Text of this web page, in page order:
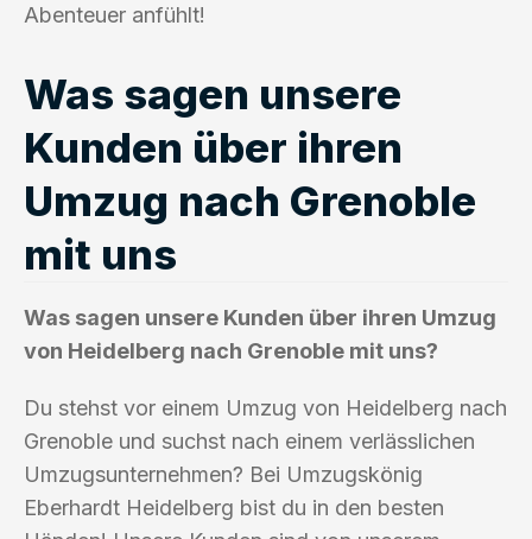
Abenteuer anfühlt!
Was sagen unsere
Kunden über ihren
Umzug nach Grenoble
mit uns
Was sagen unsere Kunden über ihren Umzug
von Heidelberg nach Grenoble mit uns?
Du stehst vor einem Umzug von Heidelberg nach
Grenoble und suchst nach einem verlässlichen
Umzugsunternehmen? Bei Umzugskönig
Eberhardt Heidelberg bist du in den besten